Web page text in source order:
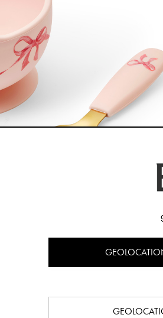
hållbara skål för barn är tillverkad av